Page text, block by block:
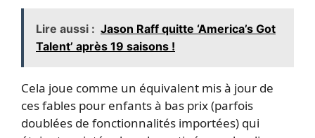
Lire aussi : Jason Raff quitte ‘America’s Got
Talent’ après 19 saisons !
Cela joue comme un équivalent mis à jour de
ces fables pour enfants à bas prix (parfois
doublées de fonctionnalités importées) qui